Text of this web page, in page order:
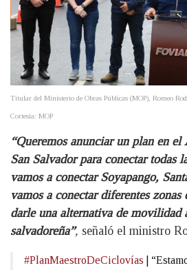
Titular del Ministerio de Obras Públicas (MOP), Romeo
Cortesía: MOP
“Queremos anunciar un plan en
San Salvador para conectar todas
vamos a conectar Soyapango,
vamos a conectar diferentes zonas
darle una alternativa de movilidad
salvadoreña”, señaló el ministro
#PlanMaestroDeCiclovías |